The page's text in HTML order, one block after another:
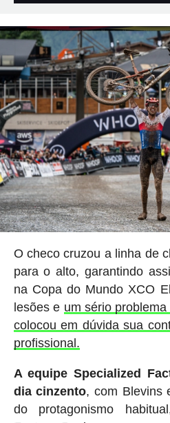
O checo cruzou a linha de
para o alto, garantindo
na Copa do Mundo XCO
lesões e um sério
colocou em dúvida sua
profissional.
A equipe Specialized
dia cinzento, com Blevins
do protagonismo